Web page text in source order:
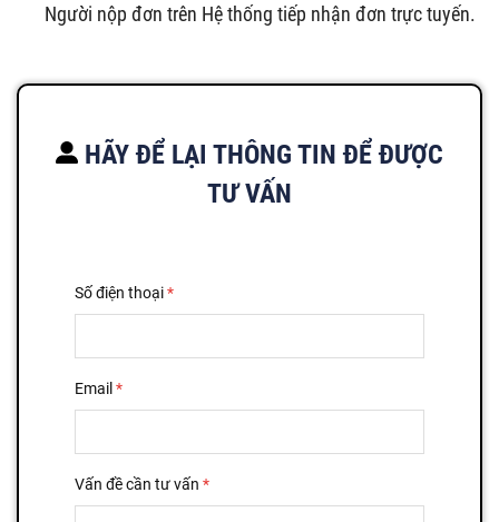
Người nộp đơn trên Hệ thống tiếp nhận đơn trực tuyến.
HÃY ĐỂ LẠI THÔNG TIN ĐỂ ĐƯỢC
TƯ VẤN